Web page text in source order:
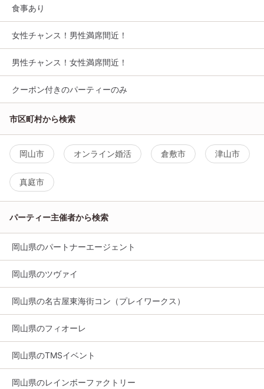
食事あり
女性チャンス！男性満席間近！
男性チャンス！女性満席間近！
クーポン付きのパーティーのみ
市区町村から検索
岡山市 オンライン婚活 倉敷市 津山市
真庭市
パーティー主催者から検索
岡山県のパートナーエージェント
岡山県のツヴァイ
岡山県の名古屋東海街コン（プレイワークス）
岡山県のフィオーレ
岡山県のTMSイベント
岡山県のレインボーファクトリー